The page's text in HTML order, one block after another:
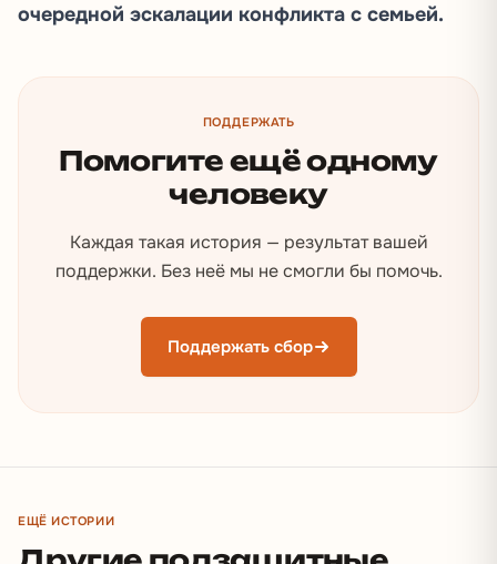
очередной эскалации конфликта с семьей.
ПОДДЕРЖАТЬ
Помогите ещё одному
человеку
Каждая такая история — результат вашей
поддержки. Без неё мы не смогли бы помочь.
Поддержать сбор
ЕЩЁ ИСТОРИИ